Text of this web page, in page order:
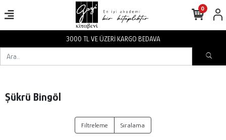
3000 TL VE ÜZERİ KARGO BEDAVA
0
Şükrü Bingöl
Filtreleme Sıralama